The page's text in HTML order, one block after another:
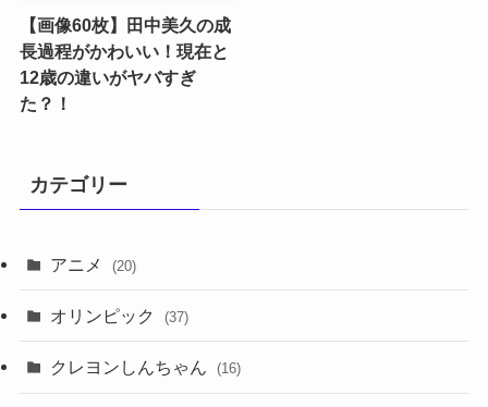
【画像60枚】田中美久の成
長過程がかわいい！現在と
12歳の違いがヤバすぎ
た？！
カテゴリー
アニメ (20)
オリンピック (37)
クレヨンしんちゃん (16)